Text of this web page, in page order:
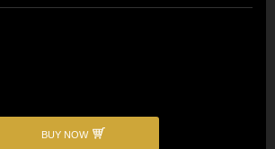
BUY NOW